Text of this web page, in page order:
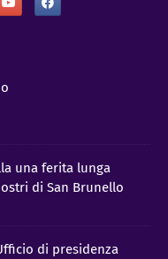
una ferita lunga
di San Brunello
di presidenza